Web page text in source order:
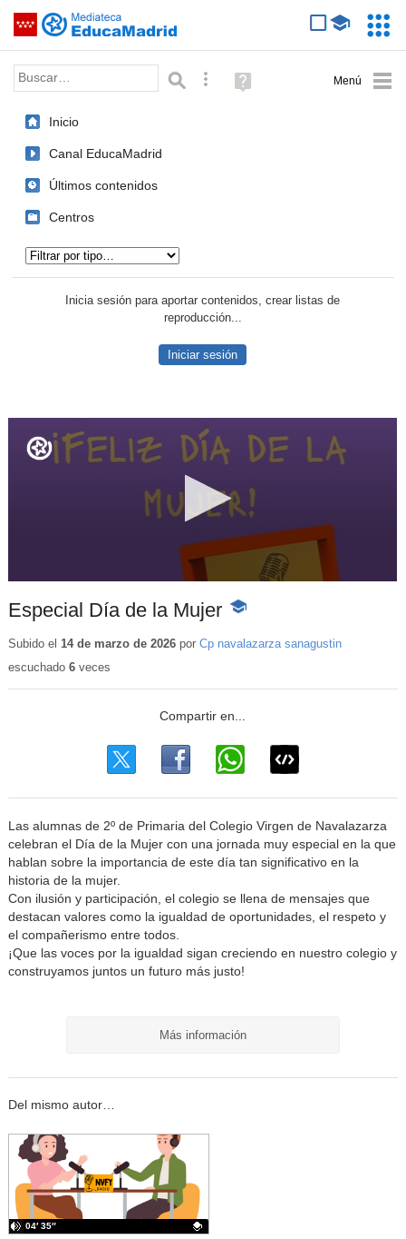
Saltar navegación
Palabra o frase: Búsqueda avanzada
Ayuda
(en
Inicio
Canal EducaMadrid
Últimos contenidos
Centros
Inicia sesión para aportar contenidos, crear listas de
reproducción...
Iniciar sesión
Especial Día de la Mujer -
educativo
Subido el 14 de marzo de 2026por Cp navalazarza sanagustin
escuchado 6veces
Las alumnas de 2º de Primaria del Colegio Virgen de Navalazarza
celebran el Día de la Mujer con una jornada muy especial en la que
hablan sobre la importancia de este día tan significativo en la
historia de la mujer.
Con ilusión y participación, el colegio se llena de mensajes que
destacan valores como la igualdad de oportunidades, el respeto y
el compañerismo entre todos.
¡Que las voces por la igualdad sigan creciendo en nuestro colegio y
construyamos juntos un futuro más justo!
Más información
Del mismo autor…
04′ 35″